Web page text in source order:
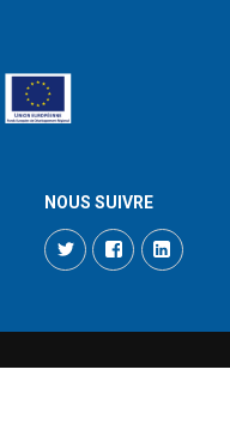
NOUS SUIVRE
TwitterFacebook